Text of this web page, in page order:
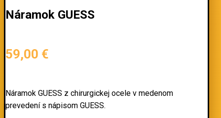
Náramok GUESS
59,00 €
Náramok GUESS z chirurgickej ocele v medenom
prevedení s nápisom GUESS.